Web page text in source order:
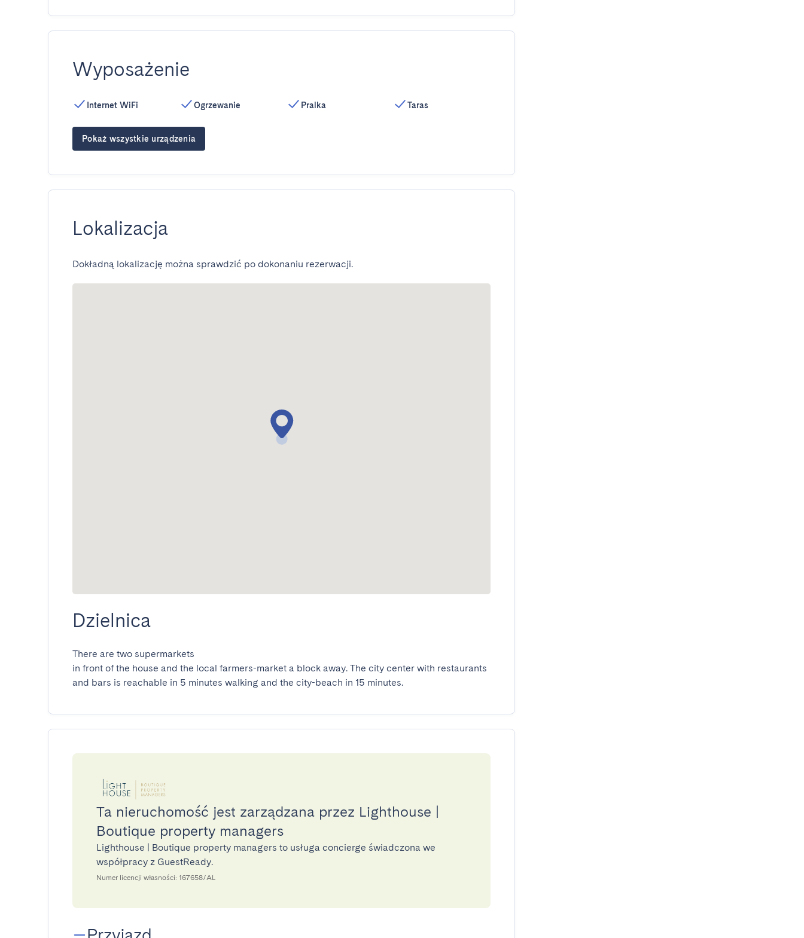
Wyposażenie
Internet WiFi Ogrzewanie Pralka Taras
Pokaż wszystkie urządzenia
Lokalizacja
Dokładną lokalizację można sprawdzić po dokonaniu rezerwacji.
Dzielnica
There are two supermarkets
in front of the house and the local farmers-market a block away. The city center with restaurants
and bars is reachable in 5 minutes walking and the city-beach in 15 minutes.
Ta nieruchomość jest zarządzana przez Lighthouse |
Boutique property managers
Lighthouse | Boutique property managers to usługa concierge świadczona we
współpracy z GuestReady.
Numer licencji własności: 167658/AL